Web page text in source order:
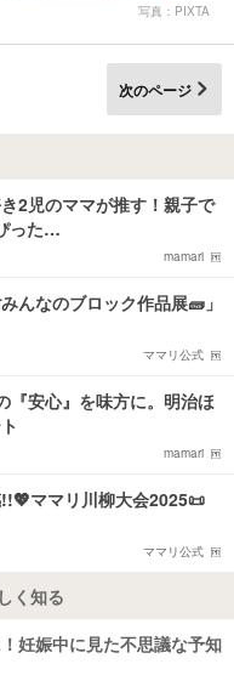
写真：PIXTA
次のページ
2児のママが推す！親子で
った…
mamari
んなのブロック作品展🧱」
ママリ公式
『安心』を味方に。明治ほ
mamari
ママリ川柳大会2025📜
ママリ公式
く知る
妊娠中に見た不思議な予知